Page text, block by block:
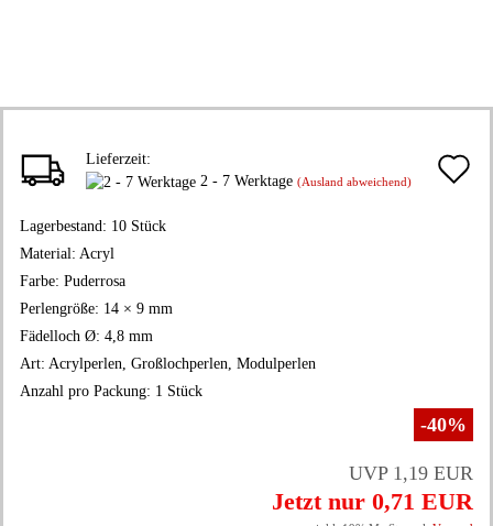
Lieferzeit:
2 - 7 Werktage (Ausland abweichend)
Lagerbestand: 10 Stück
Material: Acryl
Farbe: Puderrosa
Perlengröße: 14 × 9 mm
Fädelloch Ø: 4,8 mm
Art: Acrylperlen, Großlochperlen, Modulperlen
Anzahl pro Packung: 1 Stück
-40%
UVP 1,19 EUR
Jetzt nur 0,71 EUR